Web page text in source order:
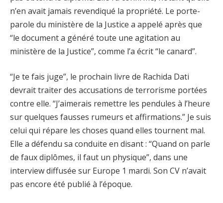
n’en avait jamais revendiqué la propriété. Le porte-
parole du ministère de la Justice a appelé après que
“le document a généré toute une agitation au
ministère de la Justice”, comme l’a écrit “le canard”.
“Je te fais juge”, le prochain livre de Rachida Dati
devrait traiter des accusations de terrorisme portées
contre elle. “J’aimerais remettre les pendules à l’heure
sur quelques fausses rumeurs et affirmations.” Je suis
celui qui répare les choses quand elles tournent mal.
Elle a défendu sa conduite en disant : “Quand on parle
de faux diplômes, il faut un physique”, dans une
interview diffusée sur Europe 1 mardi. Son CV n’avait
pas encore été publié à l’époque.